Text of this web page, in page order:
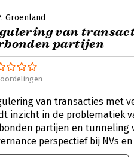
Groenland
van
partijen
van transacties met
inzicht in de problematiek
partijen en tunneling
perspectief bij NVs en